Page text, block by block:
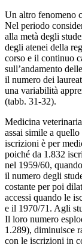
Un altro fenomeno
Nel periodo
alla metà degli
degli atenei della
corso e il continuo
sull’andamento
il numero dei
una variabilità
(tabb. 31-32).
Medicina
assai simile a
iscrizioni è per
poiché da 1.832
nel 1959/60,
il numero degli
costante per poi
accessi quando le
e il 1970/71. Agli
Il loro numero
1.289), diminuisce
con le iscrizioni in